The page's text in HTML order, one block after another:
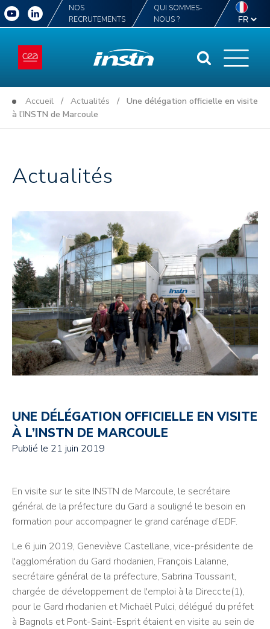
NOS
RECRUTEMENTS
QUI SOMMES-
NOUS ?
Accueil / Actualités / Une délégation officielle en visite
à l’INSTN de Marcoule
Actualités
UNE DÉLÉGATION OFFICIELLE EN VISITE
À L’INSTN DE MARCOULE
Publié le 21 juin 2019
En visite sur le site INSTN de Marcoule, le secrétaire
général de la préfecture du Gard a souligné le besoin en
formation pour accompagner le grand carénage d’EDF.
Le 6 juin 2019, Geneviève Castellane, vice-présidente de
l'agglomération du Gard rhodanien, François Lalanne,
secrétaire général de la préfecture, Sabrina Toussaint,
chargée de développement de l'emploi à la Direccte(1),
pour le Gard rhodanien et Michaël Pulci, délégué du préfet
à Bagnols et Pont-Saint-Esprit étaient en visite au sein de